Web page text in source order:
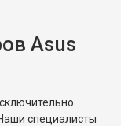
Asus
специалисты